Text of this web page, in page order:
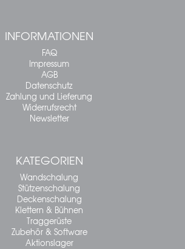
INFORMATIONEN
FAQ
Impressum
AGB
Datenschutz
Zahlung und Lieferung
Widerrufsrecht
Newsletter
KATEGORIEN
Wandschalung
Stützenschalung
Deckenschalung
Klettern & Bühnen
Traggerüste
Zubehör & Software
Aktionslager